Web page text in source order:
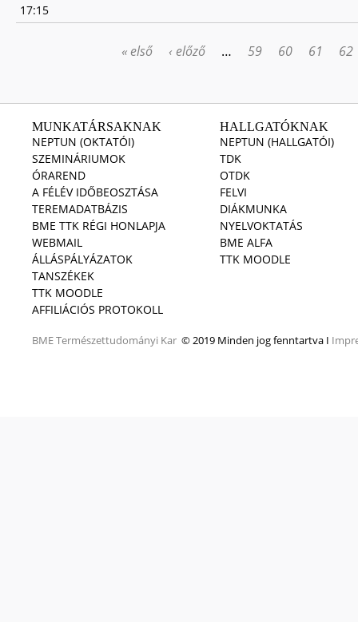
17:15
« első ‹ előző … 59 60 61 62
MUNKATÁRSAKNAK
NEPTUN (OKTATÓI)
SZEMINÁRIUMOK
ÓRAREND
A FÉLÉV IDŐBEOSZTÁSA
TEREMADATBÁZIS
BME TTK RÉGI HONLAPJA
WEBMAIL
ÁLLÁSPÁLYÁZATOK
TANSZÉKEK
TTK MOODLE
AFFILIÁCIÓS PROTOKOLL
BMETermészettudományi Kar © 2019 Minden jog fenntartva I
HALLGATÓKNAK
NEPTUN (HALLGATÓI)
TDK
OTDK
FELVI
DIÁKMUNKA
NYELVOKTATÁS
BME ALFA
TTK MOODLE